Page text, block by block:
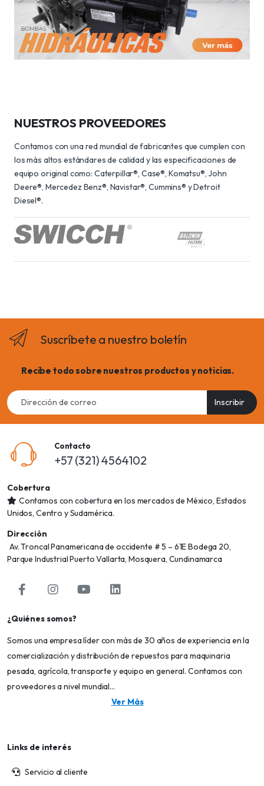
NUESTROS PROVEEDORES
Contamos con una red mundial de fabricantes que cumplen con
los más altos estándares de calidad y las especificaciones de
equipo original como: Caterpillar®, Case®, Komatsu®, John
Deere®, Mercedez Benz®, Navistar®, Cummins® y Detroit
Diesel®.
Suscríbete a nuestro boletín
Recibe todo sobre nuestros productos y noticias.
Email
address
Inscribir
Contacto
+57 (321) 4564102
Cobertura
Contamos con cobertura en los mercados de México, Estados
Unidos, Centro y Sudamérica.
Dirección
Av. Troncal Panamericana de occidente # 5 – 61E Bodega 20,
Parque Industrial Puerto Vallarta, Mosquera, Cundinamarca
¿Quiénes somos?
Somos una empresa líder con más de 30 años de experiencia en la
comercialización y distribución de repuestos para maquinaria
pesada, agrícola, transporte y equipo en general. Contamos con
proveedores a nivel mundial...
Ver Más
Links de interés
Servicio al cliente